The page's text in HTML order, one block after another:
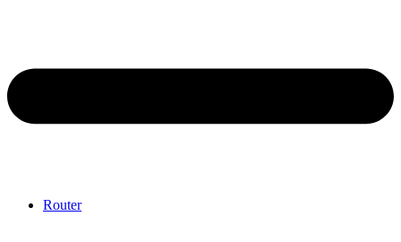
Router